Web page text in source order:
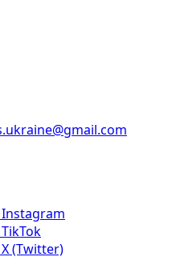
(Twitter)